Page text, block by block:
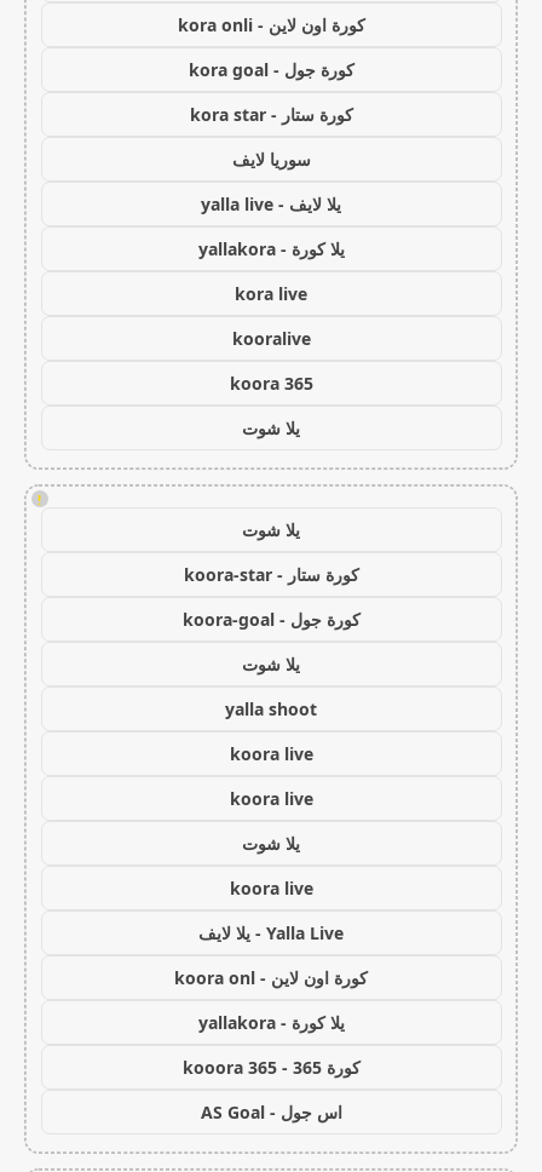
كورة اون لاين - kora onli
كورة جول - kora goal
كورة ستار - kora star
سوريا لايف
يلا لايف - yalla live
يلا كورة - yallakora
kora live
kooralive
koora 365
يلا شوت
!
يلا شوت
كورة ستار - koora-star
كورة جول - koora-goal
يلا شوت
yalla shoot
koora live
koora live
يلا شوت
koora live
Yalla Live - يلا لايف
كورة اون لاين - koora onl
يلا كورة - yallakora
كورة 365 - kooora 365
اس جول - AS Goal